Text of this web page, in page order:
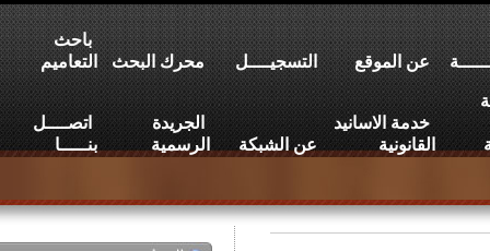
عن الموقع التسجيــــل محرك البحث
باحث
التعاميم
خدمة الاسانيد
القانونية
عن الشبكة
الجريدة
الرسمية
اتصــــل
بنـــــا